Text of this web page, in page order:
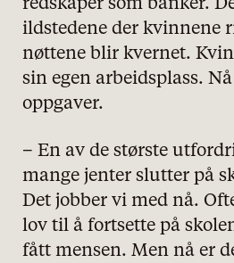
personvernserklæring/
Nødvendige
redskaper som banker.
ildstedene der kvinnene
nøttene blir kvernet.
sin egen arbeidsplass.
oppgaver.
– En av de største
mange jenter slutter på
Det jobber vi med nå.
lov til å fortsette på
fått mensen. Men nå er